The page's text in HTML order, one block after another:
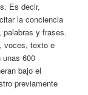
Es decir,
la conciencia
palabras y frases.
voces, texto e
600
bajo el
previamente